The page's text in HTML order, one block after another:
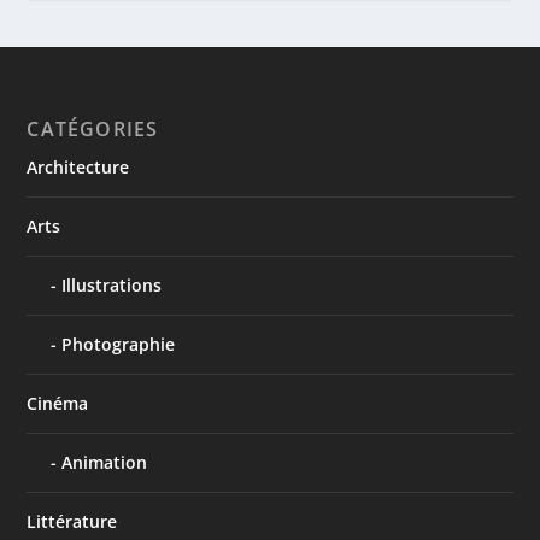
CATÉGORIES
Architecture
Arts
Illustrations
Photographie
Cinéma
Animation
Littérature